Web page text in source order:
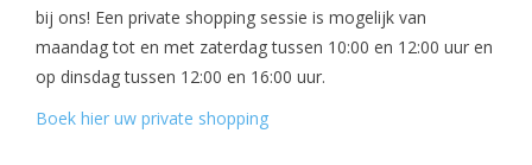
bij ons! Een private shopping sessie is mogelijk van
maandag tot en met zaterdag tussen 10:00 en 12:00 uur en
op dinsdag tussen 12:00 en 16:00 uur.
Boek hier uw private shopping